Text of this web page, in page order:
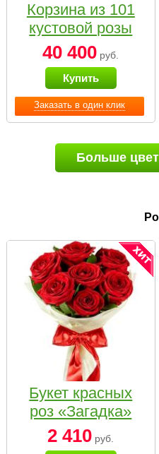
Заказать в один клик
Корзина из 101
кустовой розы
нежных тонов
40 400 руб.
Купить
Больше
Букет красных
роз «Загадка»
2 410 руб.